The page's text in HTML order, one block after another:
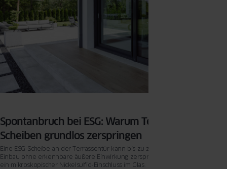
Spontanbruch bei ESG: Warum Terrassentür-
Scheiben grundlos zerspringen
Eine ESG-Scheibe an der Terrassentür kann bis zu zehn Jahre nach dem
Einbau ohne erkennbare äußere Einwirkung zerspringen – Ursache ist meist
ein mikroskopischer Nickelsulfid-Einschluss im Glas.